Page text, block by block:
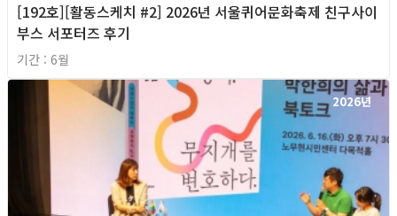
[192호][활동스케치 #2] 2026년 서울퀴어문화축제 친구사이
부스 서포터즈 후기
기간 : 6월
2026년